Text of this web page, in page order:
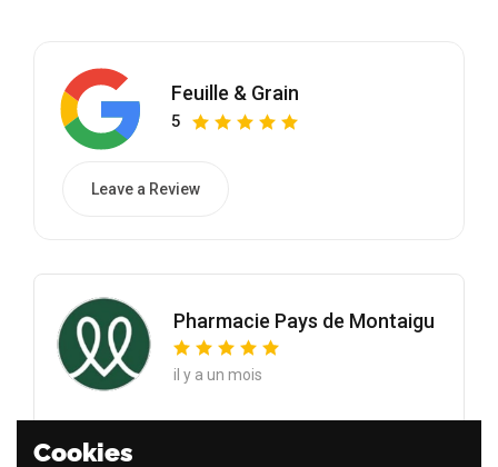
Feuille & Grain
5
Leave a Review
Pharmacie Pays de Montaigu
il y a un mois
pâtisseries à tomber et un accueil toujours chaleureux.
Cookies